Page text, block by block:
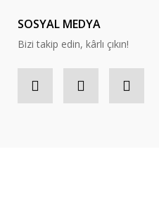
SOSYAL MEDYA
Bizi takip edin, kârlı çıkın!